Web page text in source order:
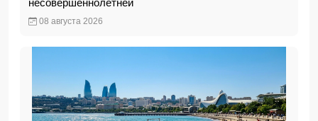
несовершеннолетней
08 августа 2026